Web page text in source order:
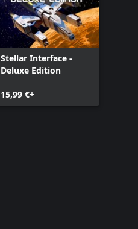
Stellar Interface -
Deluxe Edition
15,99 €+